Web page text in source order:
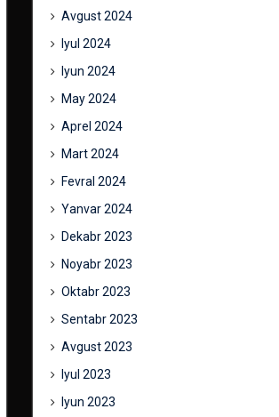
Avgust 2024
Iyul 2024
Iyun 2024
May 2024
Aprel 2024
Mart 2024
Fevral 2024
Yanvar 2024
Dekabr 2023
Noyabr 2023
Oktabr 2023
Sentabr 2023
Avgust 2023
Iyul 2023
Iyun 2023